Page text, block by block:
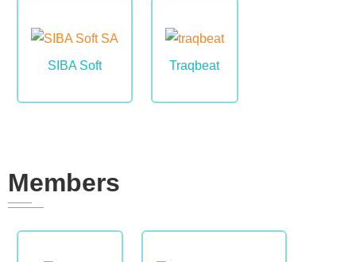
Image
SIBA Soft
Image
Traqbeat
Members